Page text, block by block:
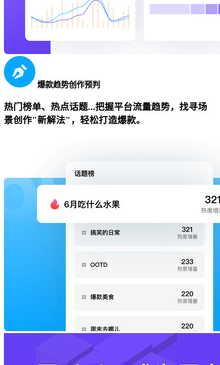
爆款趋势创作预判
热门榜单、热点话题...把握平台流量趋势，找寻场
景创作"新解法"，轻松打造爆款。